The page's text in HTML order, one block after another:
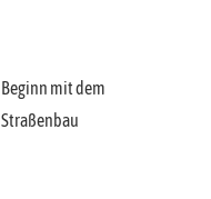
Beginn mit dem
Straßenbau